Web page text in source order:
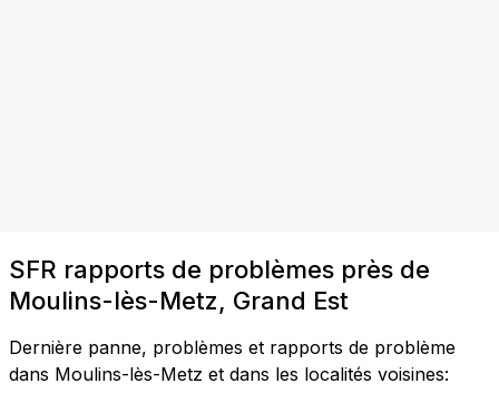
SFR rapports de problèmes près de
Moulins-lès-Metz, Grand Est
Dernière panne, problèmes et rapports de problème
dans Moulins-lès-Metz et dans les localités voisines: